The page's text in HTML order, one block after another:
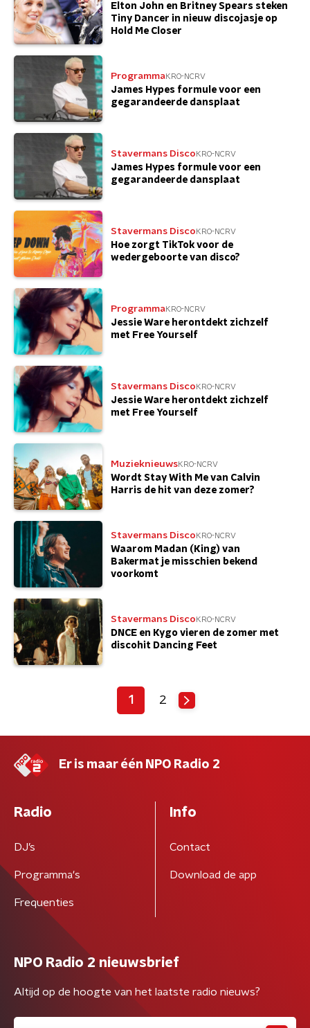
Elton John en Britney Spears steken
Tiny Dancer in nieuw discojasje op
Hold Me Closer
ProgrammaKRO-NCRV
James Hypes formule voor een
gegarandeerde dansplaat
Stavermans Disco KRO-NCRV
James Hypes formule voor een
gegarandeerde dansplaat
Stavermans Disco KRO-NCRV
Hoe zorgt TikTok voor de
wedergeboorte van disco?
ProgrammaKRO-NCRV
Jessie Ware herontdekt zichzelf
met Free Yourself
Stavermans Disco KRO-NCRV
Jessie Ware herontdekt zichzelf
met Free Yourself
MuzieknieuwsKRO-NCRV
Wordt Stay With Me van Calvin
Harris de hit van deze zomer?
Stavermans Disco KRO-NCRV
Waarom Madan (King) van
Bakermat je misschien bekend
voorkomt
Stavermans Disco KRO-NCRV
DNCE en Kygo vieren de zomer met
discohit Dancing Feet
1 2
Er is maar één NPO Radio 2
Radio
DJ’s
Programma's
Frequenties
Info
Contact
Download de app
NPO Radio 2 nieuwsbrief
Altijd op de hoogte van het laatste radio nieuws?